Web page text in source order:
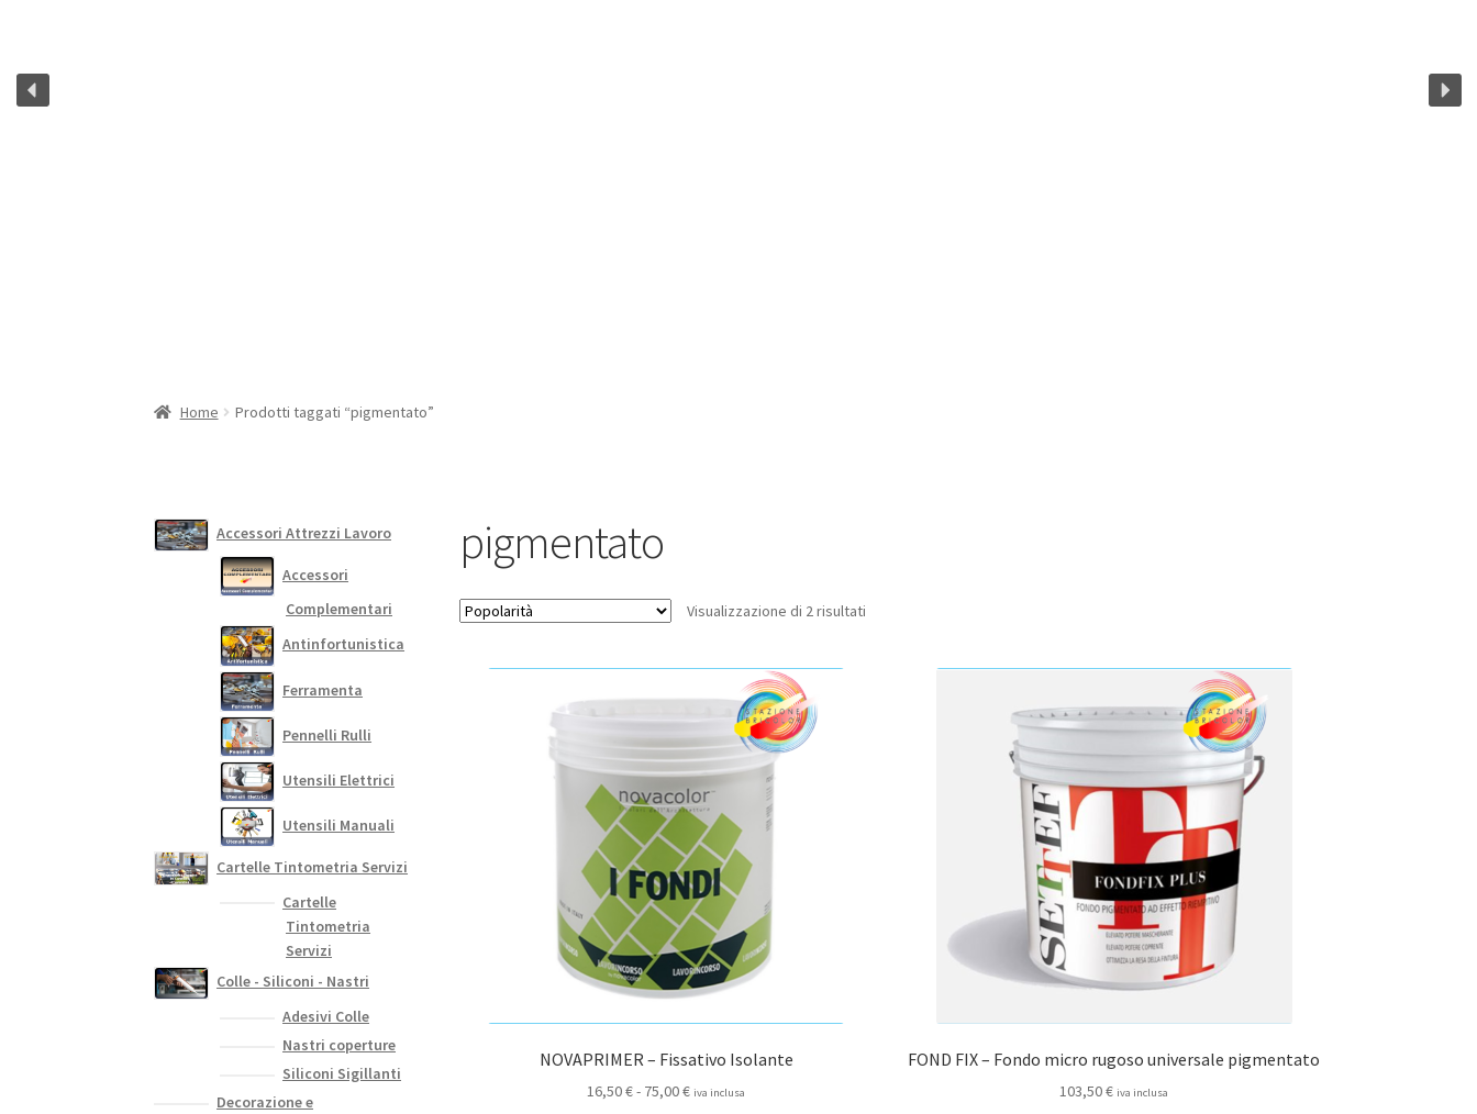
Home Prodotti taggati “pigmentato”
pigmentato
Visualizzazione di 2 risultatiPopolarità
NOVAPRIMER – Fissativo Isolante
16,50€- 75,00€Fascia
iva inclusa
FOND FIX – Fondo micro rugoso universale pigmentato
103,50€ iva inclusa
Accessori Attrezzi Lavoro
Accessori
Complementari
Antinfortunistica
Ferramenta
Pennelli Rulli
Utensili Elettrici
Utensili Manuali
Cartelle Tintometria Servizi
Cartelle
Tintometria
Servizi
Colle - Siliconi - Nastri
Adesivi Colle
Nastri coperture
Siliconi Sigillanti
Decorazione e